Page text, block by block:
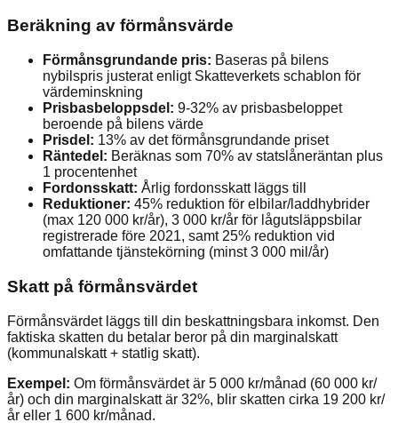
Beräkning av förmånsvärde
Förmånsgrundande pris: Baseras på bilens
nybilspris justerat enligt Skatteverkets schablon för
värdeminskning
Prisbasbeloppsdel: 9-32% av prisbasbeloppet
beroende på bilens värde
Prisdel: 13% av det förmånsgrundande priset
Räntedel: Beräknas som 70% av statslåneräntan plus
1 procentenhet
Fordonsskatt: Årlig fordonsskatt läggs till
Reduktioner: 45% reduktion för elbilar/laddhybrider
(max 120 000 kr/år), 3 000 kr/år för lågutsläppsbilar
registrerade före 2021, samt 25% reduktion vid
omfattande tjänstekörning (minst 3 000 mil/år)
Skatt på förmånsvärdet
Förmånsvärdet läggs till din beskattningsbara inkomst. Den
faktiska skatten du betalar beror på din marginalskatt
(kommunalskatt + statlig skatt).
Exempel: Om förmånsvärdet är 5 000 kr/månad (60 000 kr/
år) och din marginalskatt är 32%, blir skatten cirka 19 200 kr/
år eller 1 600 kr/månad.